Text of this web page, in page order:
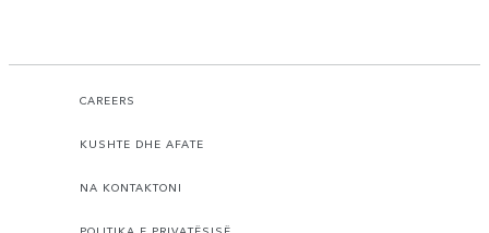
CAREERS
KUSHTE DHE AFATE
NA KONTAKTONI